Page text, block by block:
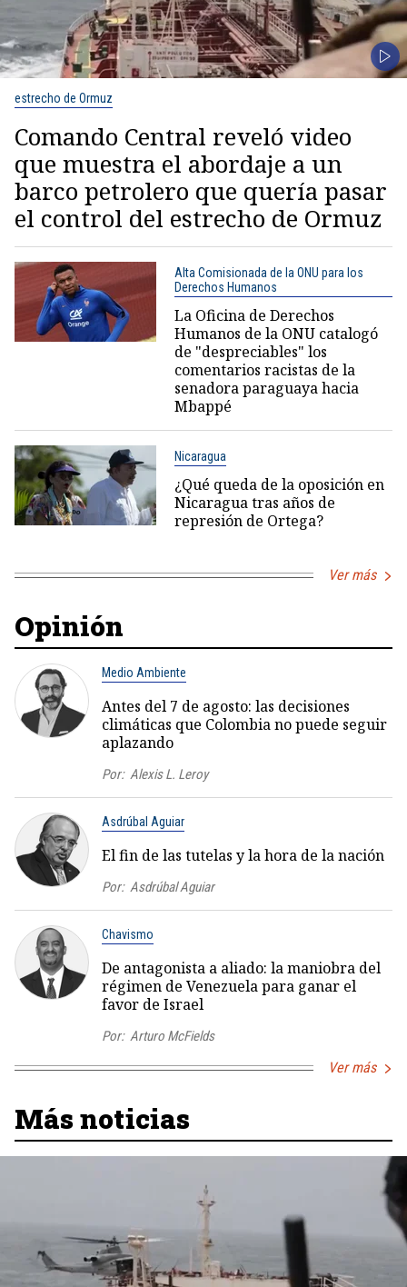
estrecho de Ormuz
Comando Central reveló video
que muestra el abordaje a un
barco petrolero que quería pasar
el control del estrecho de Ormuz
Alta Comisionada de la ONU para los
Derechos Humanos
La Oficina de Derechos
Humanos de la ONU catalogó
de "despreciables" los
comentarios racistas de la
senadora paraguaya hacia
Mbappé
Nicaragua
¿Qué queda de la oposición en
Nicaragua tras años de
represión de Ortega?
Ver más
Opinión
Medio Ambiente
Antes del 7 de agosto: las decisiones
climáticas que Colombia no puede seguir
aplazando
Por: Alexis L. Leroy
Asdrúbal Aguiar
El fin de las tutelas y la hora de la nación
Por: Asdrúbal Aguiar
Chavismo
De antagonista a aliado: la maniobra del
régimen de Venezuela para ganar el
favor de Israel
Por: Arturo McFields
Ver más
Más noticias